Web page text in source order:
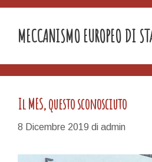
MECCANISMO EUROPEO DI
Il MES, questo sconosciuto
8 Dicembre 2019 di admin